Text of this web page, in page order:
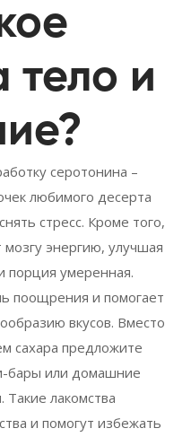
тело и
серотонина –
любимого десерта
стресс. Кроме того,
энергию, улучшая
порция умеренная.
поощрения и помогает
вкусов. Вместо
сахара предложите
бары или домашние
Такие лакомства
и помогут избежать